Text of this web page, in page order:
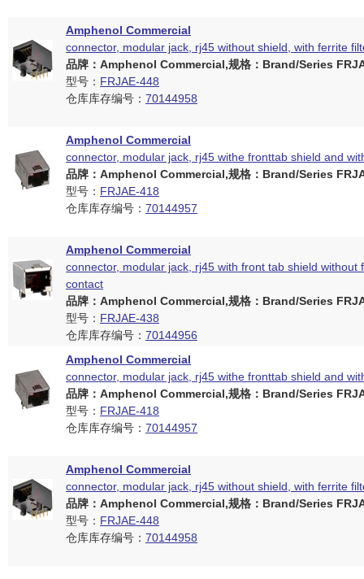
Amphenol Commercial
connector, modular jack, rj45 without shield, with ferrite
品牌：Amphenol Commercial,规格：Brand/Series
型号： FRJAE-448
仓库库存编号： 70144958
Amphenol Commercial
connector, modular jack, rj45 withe fronttab shield and
品牌：Amphenol Commercial,规格：Brand/Series
型号： FRJAE-418
仓库库存编号： 70144957
Amphenol Commercial
connector, modular jack, rj45 with front tab shield without
contact
品牌：Amphenol Commercial,规格：Brand/Series
型号： FRJAE-438
仓库库存编号： 70144956
Amphenol Commercial
connector, modular jack, rj45 withe fronttab shield and
品牌：Amphenol Commercial,规格：Brand/Series
型号： FRJAE-418
仓库库存编号： 70144957
Amphenol Commercial
connector, modular jack, rj45 without shield, with ferrite
品牌：Amphenol Commercial,规格：Brand/Series
型号： FRJAE-448
仓库库存编号： 70144958